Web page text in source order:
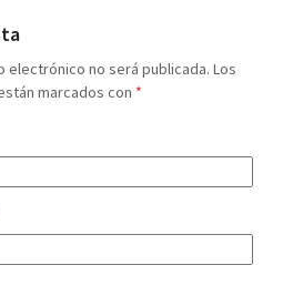
electrónico no será publicada. Los
marcados con *